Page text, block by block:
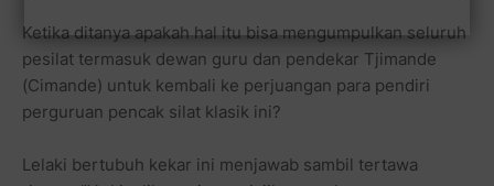
Ketika ditanya apakah hal itu bisa mengumpulkan seluruh
pesilat termasuk dewan guru dan pendekar Tjimande
(Cimande) untuk kembali ke perjuangan para pendiri
perguruan pencak silat klasik ini?
Lelaki bertubuh kekar ini menjawab sambil tertawa